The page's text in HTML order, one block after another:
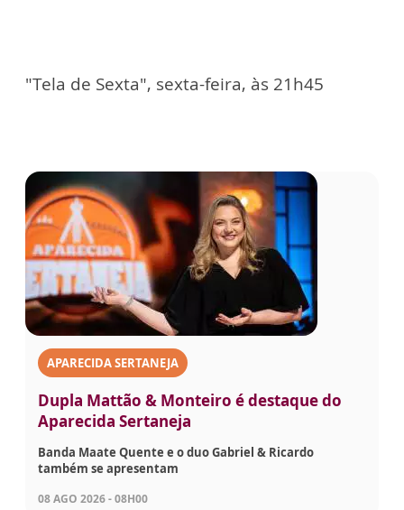
"Tela de Sexta", sexta-feira, às 21h45
APARECIDA SERTANEJA
Dupla Mattão & Monteiro é destaque do
Aparecida Sertaneja
Banda Maate Quente e o duo Gabriel & Ricardo
também se apresentam
08 AGO 2026 - 08H00